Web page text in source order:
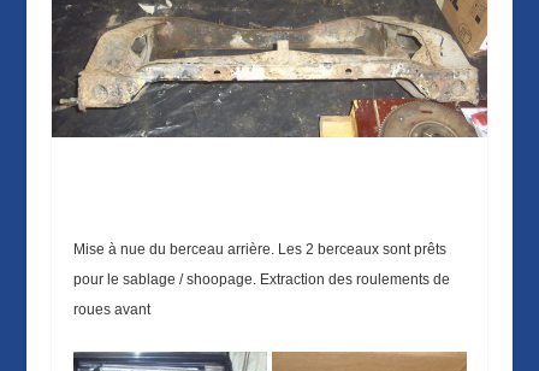
Mise à nue du berceau arrière. Les 2 berceaux sont prêts
pour le sablage / shoopage. Extraction des roulements de
roues avant